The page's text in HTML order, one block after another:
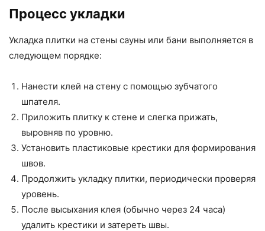
Процесс укладки
Укладка плитки на стены сауны или бани выполняется в
следующем порядке:
Нанести клей на стену с помощью зубчатого
шпателя.
Приложить плитку к стене и слегка прижать,
выровняв по уровню.
Установить пластиковые крестики для формирования
швов.
Продолжить укладку плитки, периодически проверяя
уровень.
После высыхания клея (обычно через 24 часа)
удалить крестики и затереть швы.